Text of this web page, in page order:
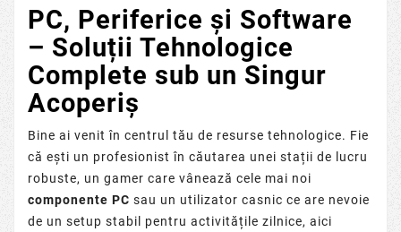
PC, Periferice și Software
– Soluții Tehnologice
Complete sub un Singur
Acoperiș
Bine ai venit în centrul tău de resurse tehnologice. Fie
că ești un profesionist în căutarea unei stații de lucru
robuste, un gamer care vânează cele mai noi
componente PC sau un utilizator casnic ce are nevoie
de un setup stabil pentru activitățile zilnice, aici